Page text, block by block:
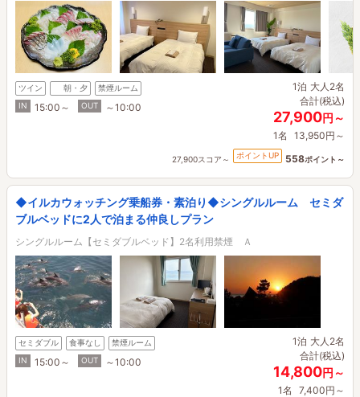
ツイン 朝・夕
禁煙ルーム
IN
15:00～ OUT ～10:00
1泊 大人2名
合計(税込)
27,900円～
1名 13,950円～
27,900スコア～ ポイントUP 558ポイント～
◆イルカウォッチング乗船券・素泊り◆シングルルーム セミダ
ブルベッドに2人で泊まる仲良しプラン
シングルルーム【セミダブルベッド】2名利用禁煙 Ａ
セミダブル 食事なし
禁煙ルーム
IN
15:00～ OUT ～10:00
1泊 大人2名
合計(税込)
14,800円～
1名 7,400円～